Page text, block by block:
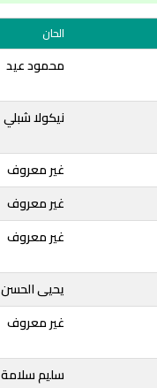
الحان
محمود عيد
نيكولا شبلي
غير معروف
غير معروف
غير معروف
يحيى الحسن
غير معروف
سليم سلامة